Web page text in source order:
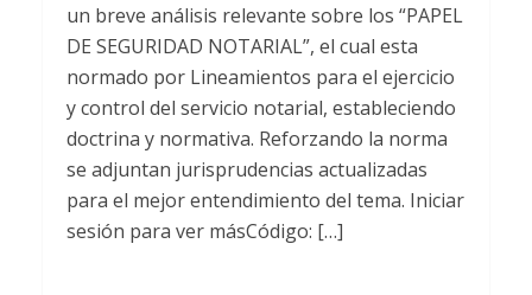
un breve análisis relevante sobre los “PAPEL
DE SEGURIDAD NOTARIAL”, el cual esta
normado por Lineamientos para el ejercicio
y control del servicio notarial, estableciendo
doctrina y normativa. Reforzando la norma
se adjuntan jurisprudencias actualizadas
para el mejor entendimiento del tema. Iniciar
sesión para ver másCódigo: […]